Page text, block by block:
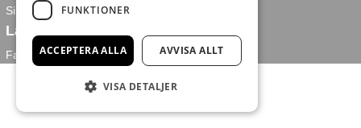
Simon Leppämäki
Länkar
Facebook
FUNKTIONER
ACCEPTERA ALLA AVVISA ALLT
VISA DETALJER